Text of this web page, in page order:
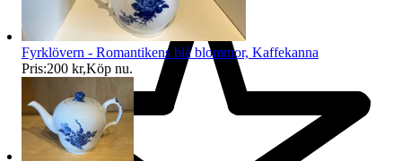
Fyrklövern - Romantikens blå blommor, Kaffekanna
Pris:200 kr,Köp nu.